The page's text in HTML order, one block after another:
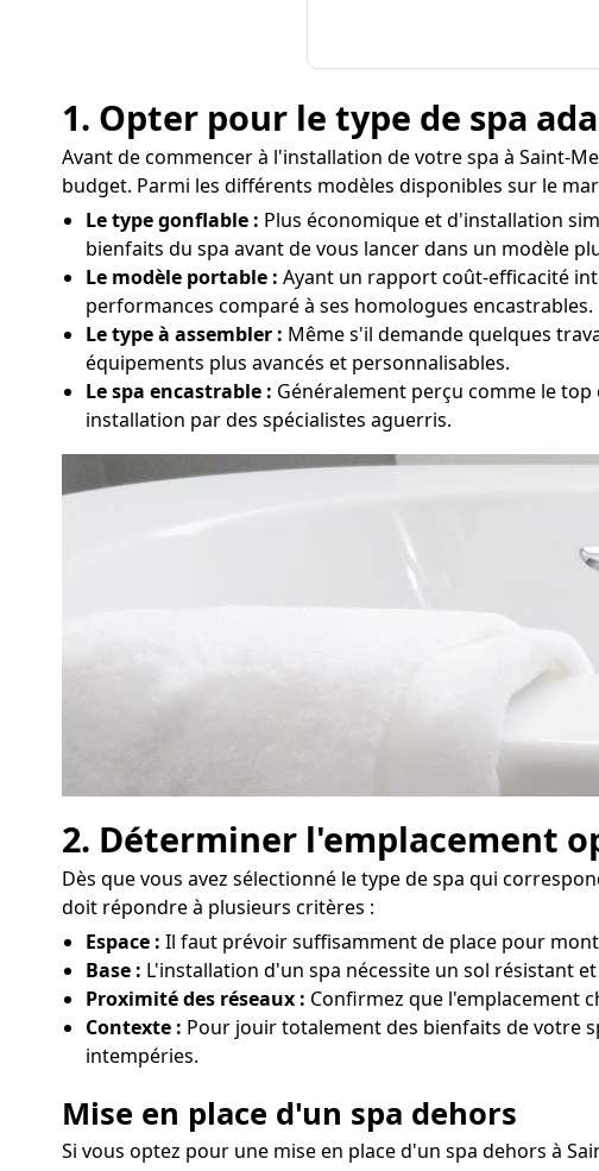
1. Opter pour le type de spa
Avant de commencer à l'installation de votre spa à Saint-
budget. Parmi les différents modèles disponibles sur le
Le type gonflable : Plus économique et d'installation
bienfaits du spa avant de vous lancer dans un modèle
Le modèle portable : Ayant un rapport coût-efficacité
performances comparé à ses homologues encastrables.
Le type à assembler : Même s'il demande quelques
équipements plus avancés et personnalisables.
Le spa encastrable : Généralement perçu comme le
installation par des spécialistes aguerris.
2. Déterminer l'emplacement
Dès que vous avez sélectionné le type de spa qui
doit répondre à plusieurs critères :
Espace : Il faut prévoir suffisamment de place pour
Base : L'installation d'un spa nécessite un sol résistant
Proximité des réseaux : Confirmez que l'emplacement
Contexte : Pour jouir totalement des bienfaits de votre
intempéries.
Mise en place d'un spa dehors
Si vous optez pour une mise en place d'un spa dehors à